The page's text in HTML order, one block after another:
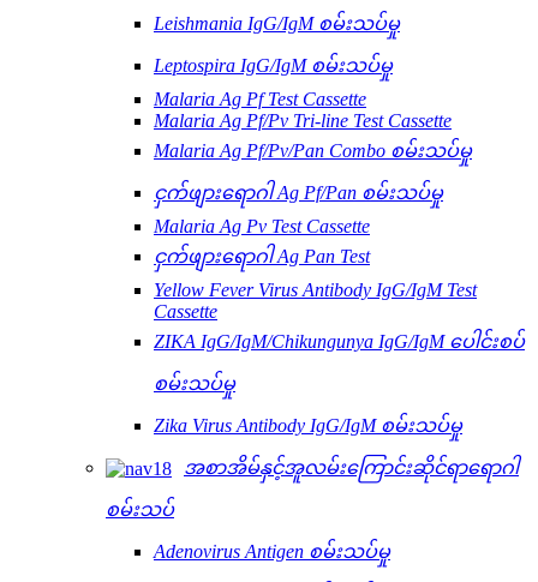
Leishmania IgG/IgM စမ်းသပ်မှု
Leptospira IgG/IgM စမ်းသပ်မှု
Malaria Ag Pf Test Cassette
Malaria Ag Pf/Pv Tri-line Test Cassette
Malaria Ag Pf/Pv/Pan Combo စမ်းသပ်မှု
ငှက်ဖျားရောဂါ Ag Pf/Pan စမ်းသပ်မှု
Malaria Ag Pv Test Cassette
ငှက်ဖျားရောဂါ Ag Pan Test
Yellow Fever Virus Antibody IgG/IgM Test
Cassette
ZIKA IgG/IgM/Chikungunya IgG/IgM ပေါင်းစပ်
စမ်းသပ်မှု
Zika Virus Antibody IgG/IgM စမ်းသပ်မှု
အစာအိမ်နှင့်အူလမ်းကြောင်းဆိုင်ရာရောဂါ
စမ်းသပ်
Adenovirus Antigen စမ်းသပ်မှု